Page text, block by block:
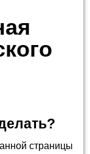
страницы